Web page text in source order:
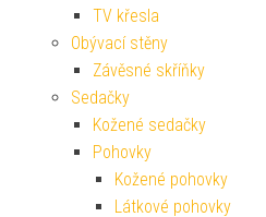
TV křesla
Obývací stěny
Závěsné skříňky
Sedačky
Kožené sedačky
Pohovky
Kožené pohovky
Látkové pohovky